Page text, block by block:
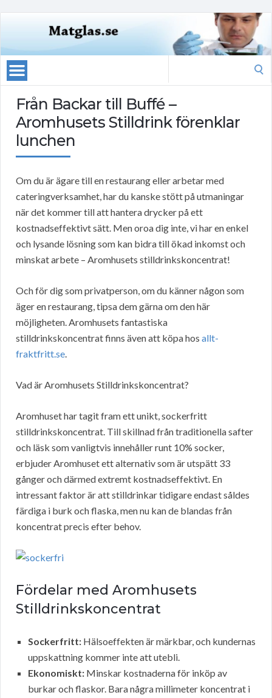
Från Backar till Buffé –
Aromhusets Stilldrink förenklar
lunchen
Om du är ägare till en restaurang eller arbetar med
cateringverksamhet, har du kanske stött på utmaningar
när det kommer till att hantera drycker på ett
kostnadseffektivt sätt. Men oroa dig inte, vi har en enkel
och lysande lösning som kan bidra till ökad inkomst och
minskat arbete – Aromhusets stilldrinkskoncentrat!
Och för dig som privatperson, om du känner någon som
äger en restaurang, tipsa dem gärna om den här
möjligheten. Aromhusets fantastiska
stilldrinkskoncentrat finns även att köpa hos allt-
fraktfritt.se.
Vad är Aromhusets Stilldrinkskoncentrat?
Aromhuset har tagit fram ett unikt, sockerfritt
stilldrinkskoncentrat. Till skillnad från traditionella safter
och läsk som vanligtvis innehåller runt 10% socker,
erbjuder Aromhuset ett alternativ som är utspätt 33
gånger och därmed extremt kostnadseffektivt. En
intressant faktor är att stilldrinkar tidigare endast såldes
färdiga i burk och flaska, men nu kan de blandas från
koncentrat precis efter behov.
Fördelar med Aromhusets
Stilldrinkskoncentrat
Sockerfritt: Hälsoeffekten är märkbar, och kundernas
uppskattning kommer inte att utebli.
Ekonomiskt: Minskar kostnaderna för inköp av
burkar och flaskor. Bara några millimeter koncentrat i